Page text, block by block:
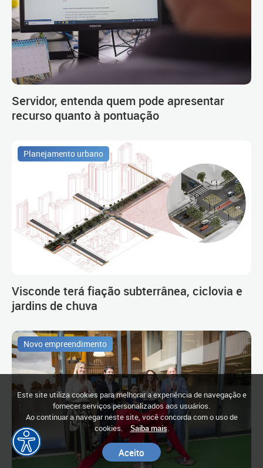
Servidor, entenda quem pode apresentar
recurso quanto à pontuação
Planejamento urbano
Visconde terá fiação subterrânea, ciclovia e
jardins de chuva
Novo empreendimento
Este site utiliza cookies para melhorar a experiência de navegação e
fornecer serviços personalizados aos usuários.
Ao continuar a navegar neste site, você concorda com o uso de
cookies.
Saiba mais.
Aceito